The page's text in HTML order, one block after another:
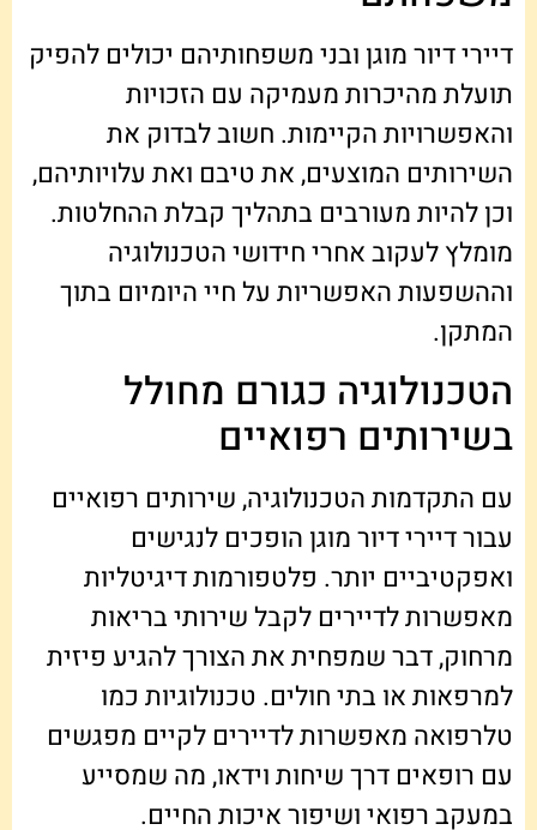
דיירי דיור מוגן ובני משפחותיהם יכולים להפיק
תועלת מהיכרות מעמיקה עם הזכויות
והאפשרויות הקיימות. חשוב לבדוק את
השירותים המוצעים, את טיבם ואת עלויותיהם,
וכן להיות מעורבים בתהליך קבלת ההחלטות.
מומלץ לעקוב אחרי חידושי הטכנולוגיה
וההשפעות האפשריות על חיי היומיום בתוך
המתקן.
הטכנולוגיה כגורם מחולל
בשירותים רפואיים
עם התקדמות הטכנולוגיה, שירותים רפואיים
עבור דיירי דיור מוגן הופכים לנגישים
ואפקטיביים יותר. פלטפורמות דיגיטליות
מאפשרות לדיירים לקבל שירותי בריאות
מרחוק, דבר שמפחית את הצורך להגיע פיזית
למרפאות או בתי חולים. טכנולוגיות כמו
טלרפואה מאפשרות לדיירים לקיים מפגשים
עם רופאים דרך שיחות וידאו, מה שמסייע
במעקב רפואי ושיפור איכות החיים.